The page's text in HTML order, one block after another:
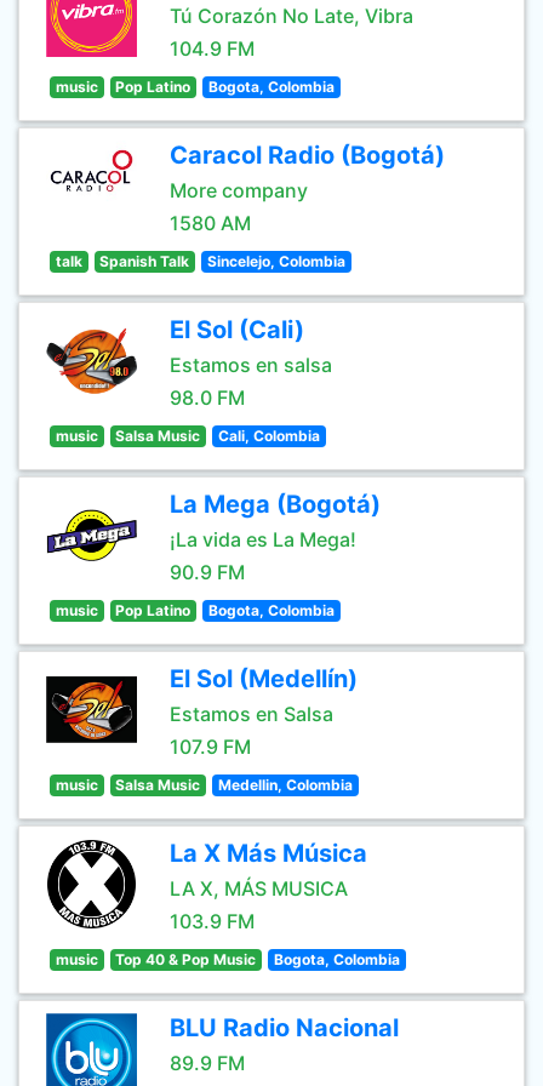
Tú Corazón No Late, Vibra
104.9 FM
music Pop Latino Bogota, Colombia
Caracol Radio (Bogotá)
More company
1580 AM
talk Spanish Talk Sincelejo, Colombia
El Sol (Cali)
Estamos en salsa
98.0 FM
music Salsa Music Cali, Colombia
La Mega (Bogotá)
¡La vida es La Mega!
90.9 FM
music Pop Latino Bogota, Colombia
El Sol (Medellín)
Estamos en Salsa
107.9 FM
music Salsa Music Medellin, Colombia
La X Más Música
LA X, MÁS MUSICA
103.9 FM
music Top 40 & Pop Music Bogota, Colombia
BLU Radio Nacional
89.9 FM